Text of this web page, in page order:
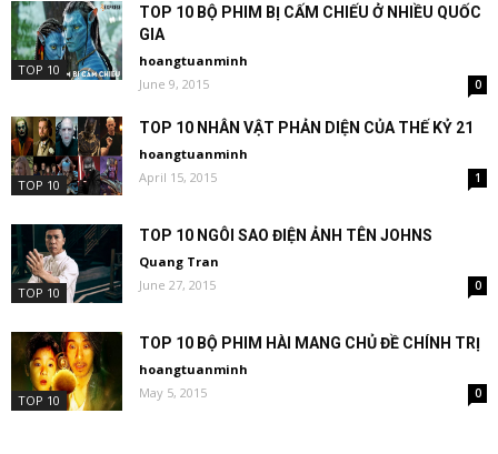
TOP 10
TOP 10 BỘ PHIM BỊ CẤM CHIẾU Ở NHIỀU QUỐC
GIA
hoangtuanminh
June 9, 2015
0
TOP 10
TOP 10 NHÂN VẬT PHẢN DIỆN CỦA THẾ KỶ 21
hoangtuanminh
April 15, 2015
1
TOP 10
TOP 10 NGÔI SAO ĐIỆN ẢNH TÊN JOHNS
Quang Tran
June 27, 2015
0
TOP 10
TOP 10 BỘ PHIM HÀI MANG CHỦ ĐỀ CHÍNH TRỊ
hoangtuanminh
May 5, 2015
0